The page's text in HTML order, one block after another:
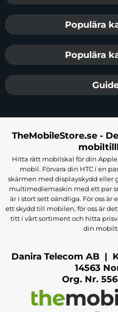
Populära
Populära
TheMobileStore.se -
Hitta rätt mobilskal för din
mobil. Förvara din HTC i en
skärmen med displayskydd eller
multimediemaskin med ett par
är i stort sett oändliga. För oss är
ett skydd till mobilen, för oss är
titt i vårt sortiment och hitta
din
Danira Telecom AB |
14563
Org. Nr.